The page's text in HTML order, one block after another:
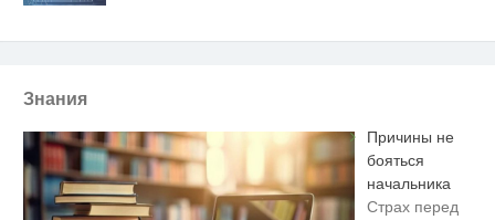
Знания
Причины не
бояться
начальника
Страх перед